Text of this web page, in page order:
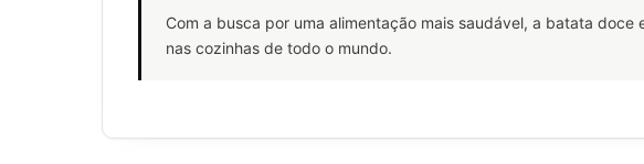
Com a busca por uma alimentação mais saudável, a batata doce
nas cozinhas de todo o mundo.